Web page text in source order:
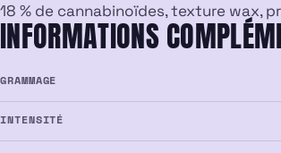
18 % de cannabinoïdes, texture wax,
INFORMATIONS
GRAMMAGE
INTENSITÉ